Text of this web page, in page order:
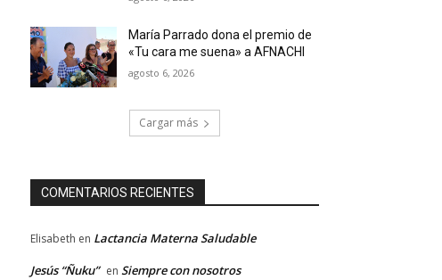
María Parrado dona el premio de
«Tu cara me suena» a AFNACHI
agosto 6, 2026
Cargar más
COMENTARIOS RECIENTES
Elisabeth en Lactancia Materna Saludable
Jesús “Ñuku” en Siempre con nosotros